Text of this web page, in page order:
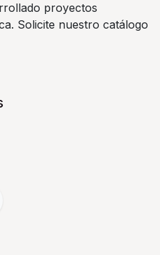
proyectos
Solicite nuestro catálogo